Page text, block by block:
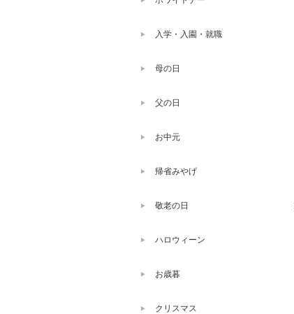
入学・入園・就職
母の日
父の日
お中元
帰省みやげ
敬老の日
ハロウィーン
お歳暮
クリスマス